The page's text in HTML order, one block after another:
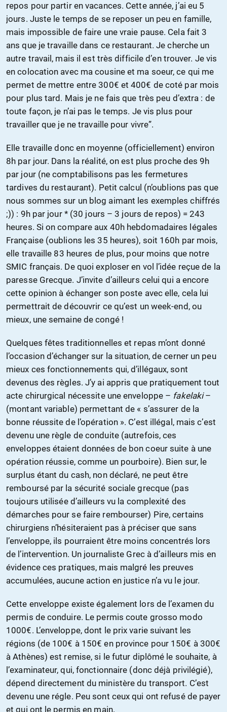
repos pour partir en vacances. Cette année, j’ai eu 5
jours. Juste le temps de se reposer un peu en famille,
mais impossible de faire une vraie pause. Cela fait 3
ans que je travaille dans ce restaurant. Je cherche un
autre travail, mais il est très difficile d’en trouver. Je vis
en colocation avec ma cousine et ma soeur, ce qui me
permet de mettre entre 300€ et 400€ de coté par mois
pour plus tard. Mais je ne fais que très peu d’extra : de
toute façon, je n’ai pas le temps. Je vis plus pour
travailler que je ne travaille pour vivre”.
Elle travaille donc en moyenne (officiellement) environ
8h par jour. Dans la réalité, on est plus proche des 9h
par jour (ne comptabilisons pas les fermetures
tardives du restaurant). Petit calcul (n’oublions pas que
nous sommes sur un blog aimant les exemples chiffrés
;)) : 9h par jour * (30 jours – 3 jours de repos) = 243
heures. Si on compare aux 40h hebdomadaires légales
Française (oublions les 35 heures), soit 160h par mois,
elle travaille 83 heures de plus, pour moins que notre
SMIC français. De quoi exploser en vol l’idée reçue de la
paresse Grecque. J’invite d’ailleurs celui qui a encore
cette opinion à échanger son poste avec elle, cela lui
permettrait de découvrir ce qu’est un week-end, ou
mieux, une semaine de congé !
Quelques fêtes traditionnelles et repas m’ont donné
l’occasion d’échanger sur la situation, de cerner un peu
mieux ces fonctionnements qui, d’illégaux, sont
devenus des règles. J’y ai appris que pratiquement tout
acte chirurgical nécessite une enveloppe – fakelaki–
(montant variable) permettant de « s’assurer de la
bonne réussite de l’opération ». C’est illégal, mais c’est
devenu une règle de conduite (autrefois, ces
enveloppes étaient données de bon coeur suite à une
opération réussie, comme un pourboire). Bien sur, le
surplus étant du cash, non déclaré, ne peut être
remboursé par la sécurité sociale grecque (pas
toujours utilisée d’ailleurs vu la complexité des
démarches pour se faire rembourser) Pire, certains
chirurgiens n’hésiteraient pas à préciser que sans
l’enveloppe, ils pourraient être moins concentrés lors
de l’intervention. Un journaliste Grec à d’ailleurs mis en
évidence ces pratiques, mais malgré les preuves
accumulées, aucune action en justice n’a vu le jour.
Cette enveloppe existe également lors de l’examen du
permis de conduire. Le permis coute grosso modo
1000€. L’enveloppe, dont le prix varie suivant les
régions (de 100€ à 150€ en province pour 150€ à 300€
à Athènes) est remise, si le futur diplômé le souhaite, à
l’examinateur, qui, fonctionnaire (donc déjà privilégié),
dépend directement du ministère du transport. C’est
devenu une régle. Peu sont ceux qui ont refusé de payer
et qui ont le permis en main.